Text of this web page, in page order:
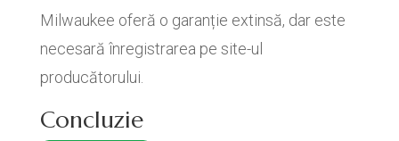
Milwaukee oferă o garanție extinsă, dar este
necesară înregistrarea pe site-ul
producătorului.
Concluzie